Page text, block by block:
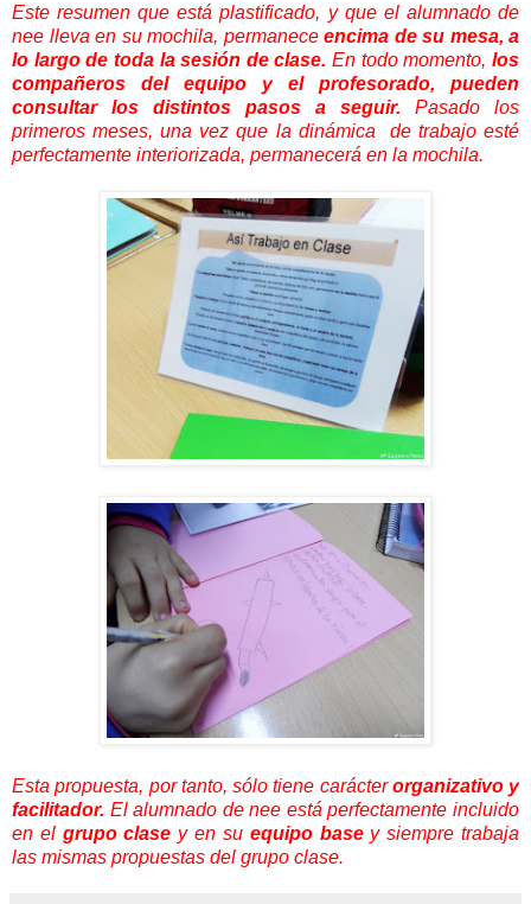
Este resumen que está plastificado, y que el alumnado de
nee lleva en su mochila, permanece encima de su mesa, a
lo largo de toda la sesión de clase. En todo momento,los
compañeros del equipo y el profesorado, pueden
consultar los distintos pasos a seguir. Pasado los
primeros meses, una vez que la dinámica de trabajo esté
perfectamente interiorizada, permanecerá en la mochila.
Esta propuesta, por tanto, sólo tiene carácterorganizativo y
facilitador. El alumnado de nee está perfectamente incluido
en elgrupo clase y en su equipo basey siempre trabaja
las mismas propuestas del grupo clase.